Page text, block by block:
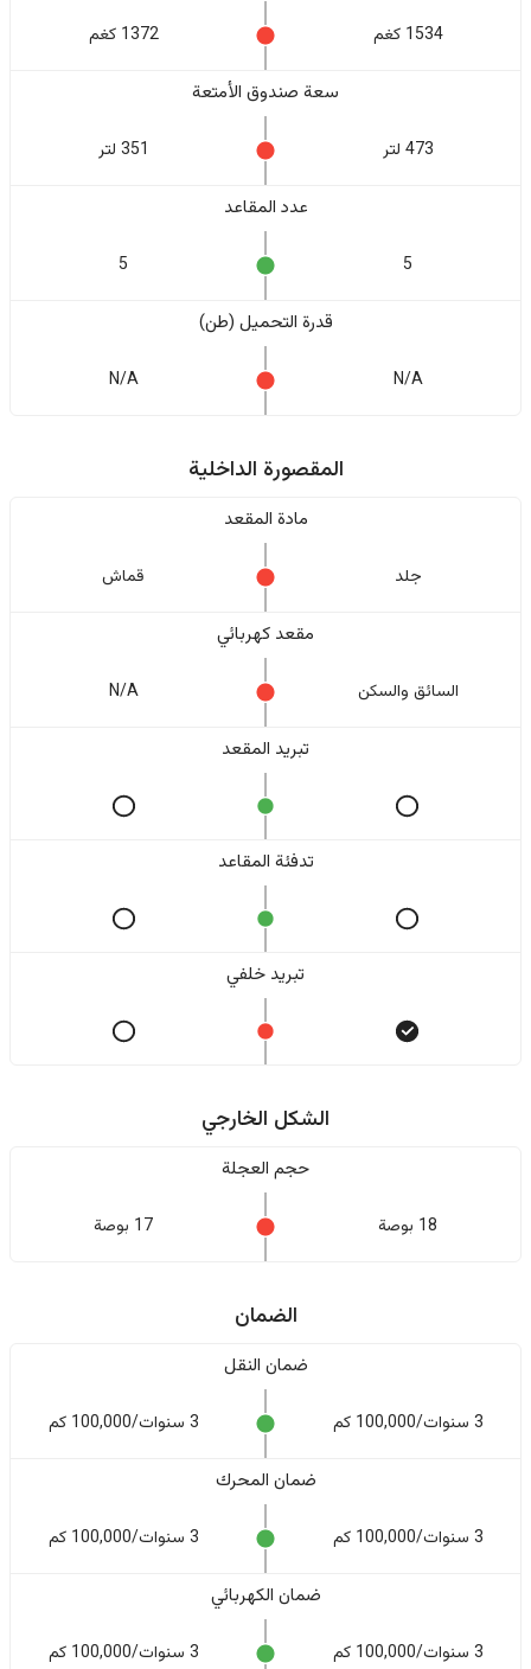
1534 كغم 1372 كغم
سعة صندوق الأمتعة
473 لتر 351 لتر
عدد المقاعد
5
5
قدرة التحميل (طن)
N/A
N/A
المقصورة الداخلية
مادة المقعد
جلد قماش
مقعد كهربائي
السائق والسکن N/A
تبريد المقعد
تدفئة المقاعد
تبريد خلفي
الشكل الخارجي
حجم العجلة
18 بوصة 17 بوصة
الضمان
ضمان النقل
3 سنوات/100,000 كم 3 سنوات/100,000 كم
ضمان المحرك
3 سنوات/100,000 كم 3 سنوات/100,000 كم
ضمان الكهربائي
3 سنوات/100,000 كم 3 سنوات/100,000 كم